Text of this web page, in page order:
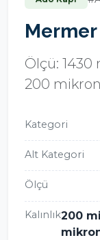
Mermer
Ölçü: 1430
200
Kategori
Alt Kategori
Ölçü
Kalınlık200